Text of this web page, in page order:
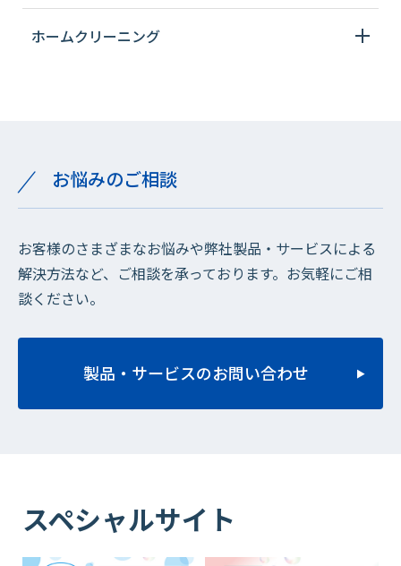
ホームクリーニング
お悩みのご相談
お客様のさまざまなお悩みや弊社製品・サービスによる
解決方法など、ご相談を承っております。お気軽にご相
談ください。
製品・サービスのお問い合わせ
スペシャルサイト